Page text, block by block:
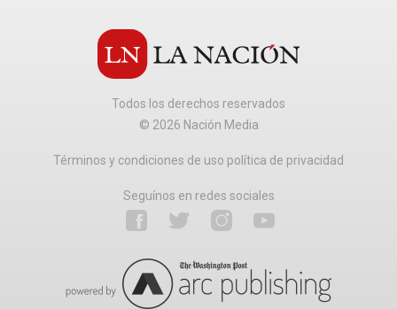
Todos los derechos reservados
© 2026 Nación Media
Términos y condiciones de uso política de privacidad
Seguínos en redes sociales